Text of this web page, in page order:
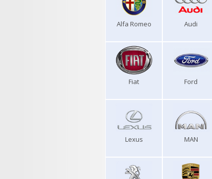
Alfa Romeo Audi
Fiat Ford
Lexus MAN